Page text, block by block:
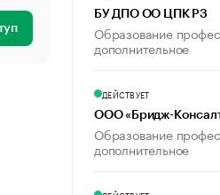
БУ ДПО ОО ЦПК РЗ
Образование
дополнительное
ДЕЙСТВУЕТ
ООО «Бридж-
Образование
дополнительное